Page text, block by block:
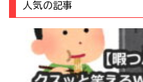
人気の記事